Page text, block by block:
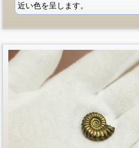
近い色を呈します。